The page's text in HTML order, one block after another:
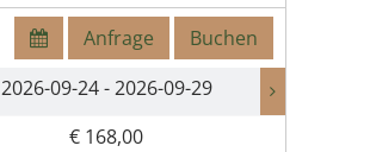
Anfrage
Buchen
2026-09-24 - 2026-09-29
€ 168,00